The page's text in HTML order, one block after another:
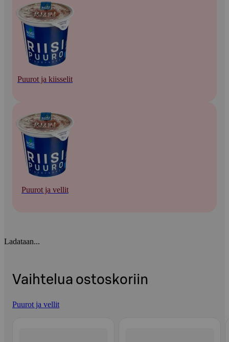
Puurot ja kiisselit
Puurot ja vellit
Ladataan...
Vaihtelua ostoskoriin
Puurot ja vellit